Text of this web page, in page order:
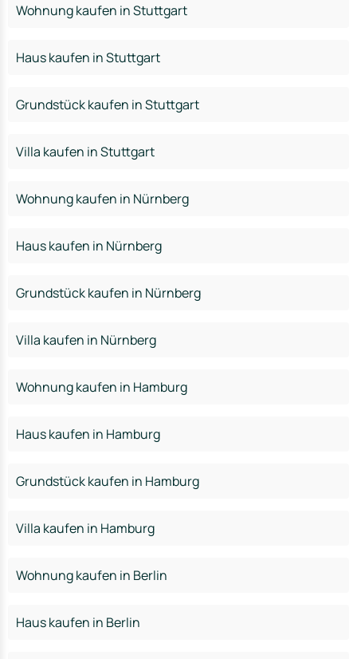
Wohnung kaufen in Stuttgart
Haus kaufen in Stuttgart
Grundstück kaufen in Stuttgart
Villa kaufen in Stuttgart
Wohnung kaufen in Nürnberg
Haus kaufen in Nürnberg
Grundstück kaufen in Nürnberg
Villa kaufen in Nürnberg
Wohnung kaufen in Hamburg
Haus kaufen in Hamburg
Grundstück kaufen in Hamburg
Villa kaufen in Hamburg
Wohnung kaufen in Berlin
Haus kaufen in Berlin